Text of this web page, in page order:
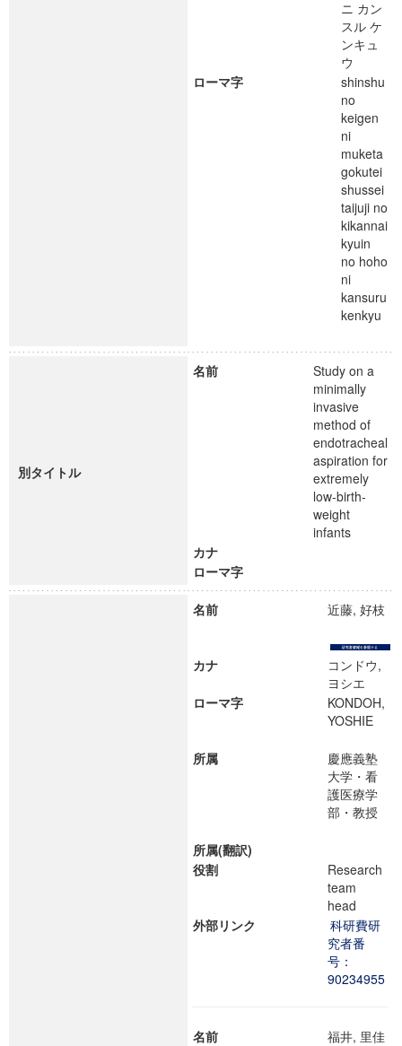
ニ カン
スル ケ
ンキュ
ウ
ローマ字
shinshu
no
keigen
ni
muketa
gokutei
shussei
taijuji no
kikannai
kyuin
no hoho
ni
kansuru
kenkyu
別タイトル
名前
Study on a
minimally
invasive
method of
endotracheal
aspiration for
extremely
low-birth-
weight
infants
カナ
ローマ字
名前 近藤, 好枝
カナ
コンドウ,
ヨシエ
ローマ字
KONDOH,
YOSHIE
所属
慶應義塾
大学・看
護医療学
部・教授
所属(翻訳)
役割
Research
team
head
外部リンク
科研費研
究者番
号：
90234955
名前 福井, 里佳